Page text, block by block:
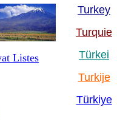
Listes
Turkey
Turquie
Türkei
Turkije
Türkiye